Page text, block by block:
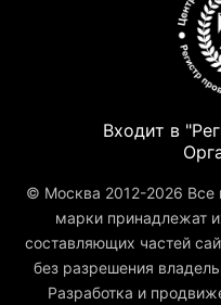
Входит в
© Москва 2012-2026 Все
марки принадлежат
составляющих частей
без разрешения
Разработка и